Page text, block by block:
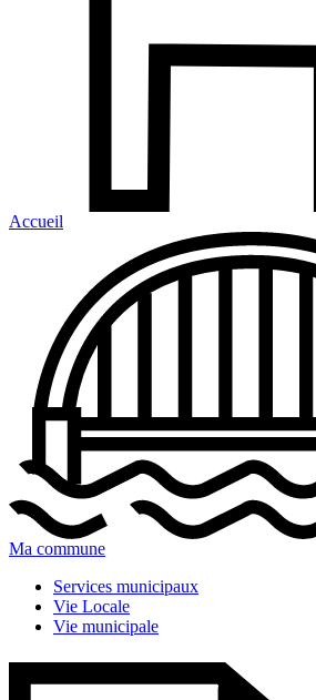
Accueil
Ma commune
Services municipaux
Vie Locale
Vie municipale